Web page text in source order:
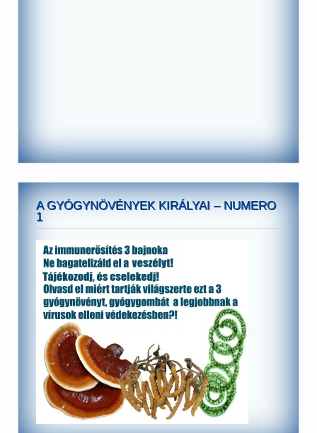
A GYÓGYNÖVÉNYEK KIRÁLYAI – NUMERO
1